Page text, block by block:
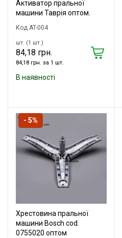
Активатор пральної
машини Таврія оптом.
Код AT-004
шт. (1 шт.)
84,18 грн.
84,18 грн. за 1 шт.
В наявності
Хрестовина пральної
машини Bosch cod.
0755020 оптом
- 5%